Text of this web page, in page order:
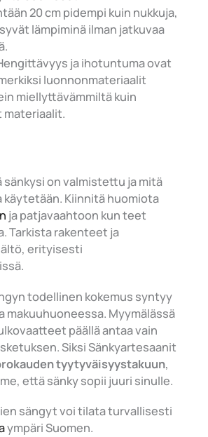
20 cm pidempi kuin nukkuja,
lämpiminä ilman jatkuvaa
ja ihotuntuma ovat
luonnonmateriaalit
miellyttävämmiltä kuin
sänkysi on valmistettu ja mitä
Kiinnitä huomiota
ja patjavaahtoon kun teet
Tarkista rakenteet ja
erityisesti
todellinen kokemus syntyy
makuuhuoneessa. Myymälässä
päällä antaa vain
Siksi Sänkyartesaanit
tyytyväisyystakuun,
että sänky sopii juuri sinulle.
sängyt voi tilata turvallisesti
ympäri Suomen.